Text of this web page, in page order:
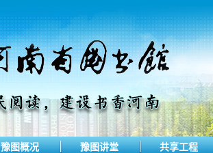
豫图概况 豫图讲堂 共享工程